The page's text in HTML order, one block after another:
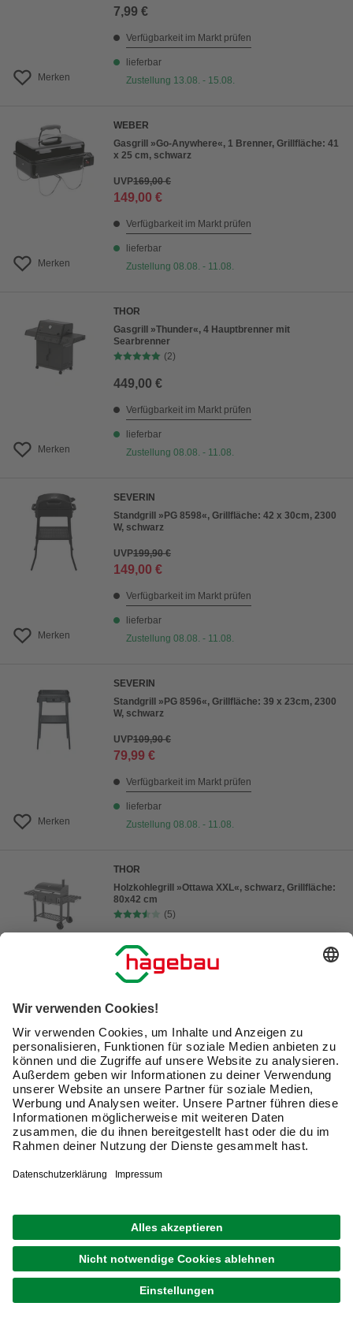
Merken
7,99 €
Verfügbarkeit im Markt prüfen
lieferbar
Zustellung 13.08. - 15.08.
Merken
WEBER
Gasgrill »Go-Anywhere«, 1 Brenner, Grillfläche: 41
x 25 cm, schwarz
UVP169,00 €
149,00 €
Verfügbarkeit im Markt prüfen
lieferbar
Zustellung 08.08. - 11.08.
Merken
THOR
Gasgrill »Thunder«, 4 Hauptbrenner mit
Searbrenner
(2)
449,00 €
Verfügbarkeit im Markt prüfen
lieferbar
Zustellung 08.08. - 11.08.
Merken
SEVERIN
Standgrill »PG 8598«, Grillfläche: 42 x 30cm, 2300
W, schwarz
UVP199,90 €
149,00 €
Verfügbarkeit im Markt prüfen
lieferbar
Zustellung 08.08. - 11.08.
Merken
SEVERIN
Standgrill »PG 8596«, Grillfläche: 39 x 23cm, 2300
W, schwarz
UVP109,90 €
79,99 €
Verfügbarkeit im Markt prüfen
lieferbar
Zustellung 08.08. - 11.08.
Merken
THOR
Holzkohlegrill »Ottawa XXL«, schwarz, Grillfläche:
80x42 cm
(5)
199,00 €
Verfügbarkeit im Markt prüfen
Zustellung 08.08. - 11.08.
WEBER
Smoker »Mountain Cooker«, Gillfläche: Ø 57 cm,
schwarz
UVP 599,00 €
529,00 €
Verfügbarkeit im Markt prüfen
lieferbar
SEVERIN
Tischgrill »PG 8595«, Grillfläche: 39 x 23cm, 2300
W, schwarz
74,99 €